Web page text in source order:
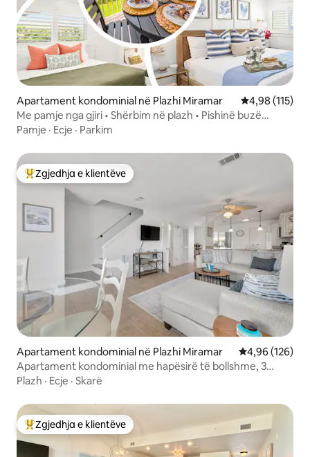
Apartament kondominial në Plazhi Miramar Vlerësimi
4,98 (115)
Me pamje nga gjiri • Shërbim në plazh • Pishinë buzë
plazhit
Pamje · Ecje · Parkim
Më të mirat e zgjedhjeve të klientëve
Zgjedhja e klientëve
Apartament kondominial në Plazhi Miramar Vlerësimi
4,96 (126)
Apartament kondominial me hapësirë të bollshme, 3
minuta më këmbë deri në plazh
Plazh · Ecje · Skarë
Më të mirat e zgjedhjeve të klientëve
Zgjedhja e klientëve